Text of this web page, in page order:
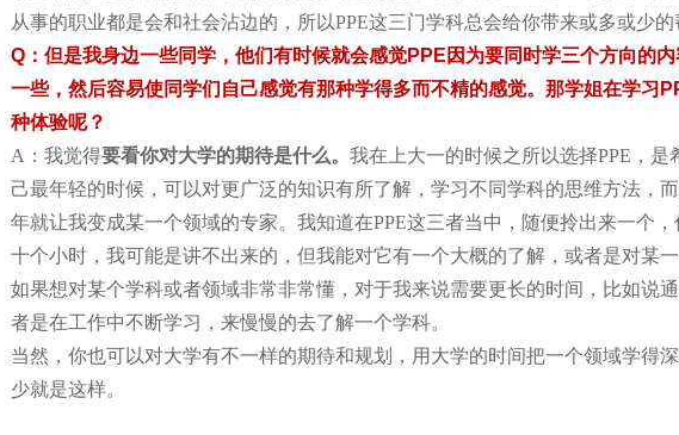
从事的职业都是会和社会沾边的，所以PPE这三门学科总会给你带来或多或少的
Q ：但是我身边一些同学，他们有时候就会感觉PPE因为要同时学三个方向的
一些，然后容易使同学们自己感觉有那种学得多而不精的感觉。那学姐在学习
种体验呢？
A：我觉得要看你对大学的期待是什么。 我在上大一的时候之所以选择PPE，是
己最年轻的时候，可以对更广泛的知识有所了解，学习不同学科的思维方法，
年就让我变成某一个领域的专家。我知道在PPE这三者当中，随便拎出来一个
十个小时，我可能是讲不出来的，但我能对它有一个大概的了解，或者是对某
如果想对某个学科或者领域非常非常懂，对于我来说需要更长的时间，比如说
者是在工作中不断学习，来慢慢的去了解一个学科。
当然，你也可以对大学有不一样的期待和规划，用大学的时间把一个领域学得
少就是这样。